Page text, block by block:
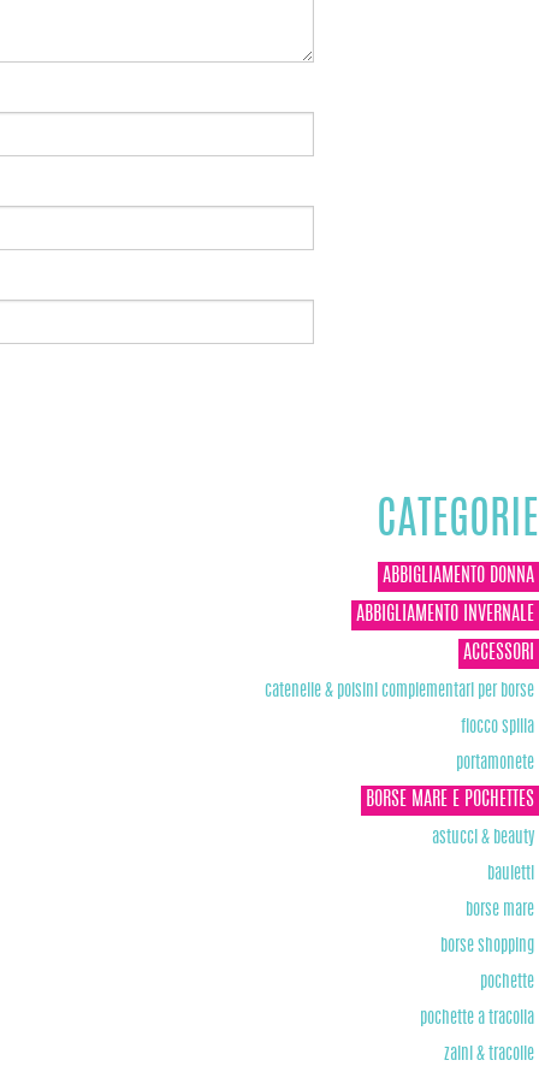
CATEGORIE
ABBIGLIAMENTO DONNA
ABBIGLIAMENTO INVERNALE
ACCESSORI
catenelle & polsini complementari per borse
fiocco spilla
portamonete
BORSE MARE E POCHETTES
astucci & beauty
bauletti
borse mare
borse shopping
pochette
pochette a tracolla
zaini & tracolle